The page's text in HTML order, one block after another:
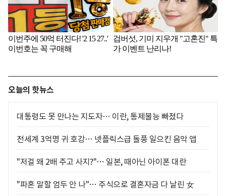
오늘의 핫뉴스
대통령도 못 만나는 지도자… 이란, 통제불능 빠졌다
전세계 3억명 귀 호강… 넷플릭스급 돌풍 일으킨 음악 앱
"저걸 왜 2배 주고 사지?"… 일본, 때아닌 아이폰 대란
"파혼 말할 엄두 안 나"… 주식으로 결혼자금 다 날린 女